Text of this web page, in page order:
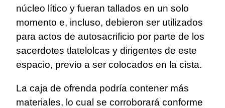
núcleo lítico y fueran tallados en un solo
momento e, incluso, debieron ser utilizados
para actos de autosacrificio por parte de los
sacerdotes tlatelolcas y dirigentes de este
espacio, previo a ser colocados en la cista.
La caja de ofrenda podría contener más
materiales, lo cual se corroborará conforme